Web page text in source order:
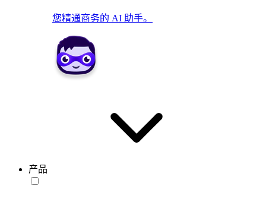
您精通商务的 AI 助手。
产品